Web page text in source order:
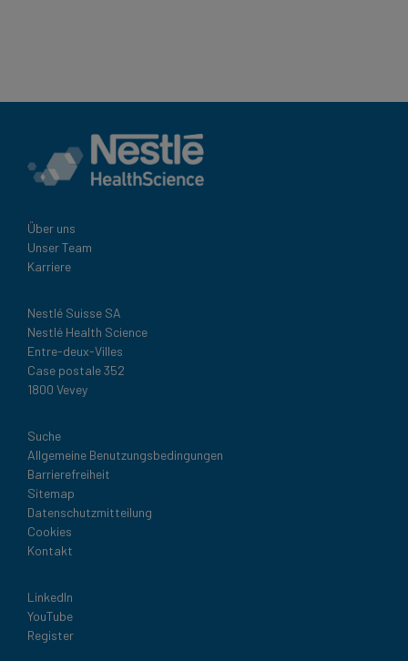
Über uns
Unser Team
Karriere
Nestlé Suisse SA
Nestlé Health Science
Entre-deux-Villes
Case postale 352
1800 Vevey
Legal
Suche
Allgemeine Benutzungsbedingungen
Barrierefreiheit
Sitemap
Datenschutzmitteilung
Cookies
Kontakt
Social
LinkedIn
YouTube
Register